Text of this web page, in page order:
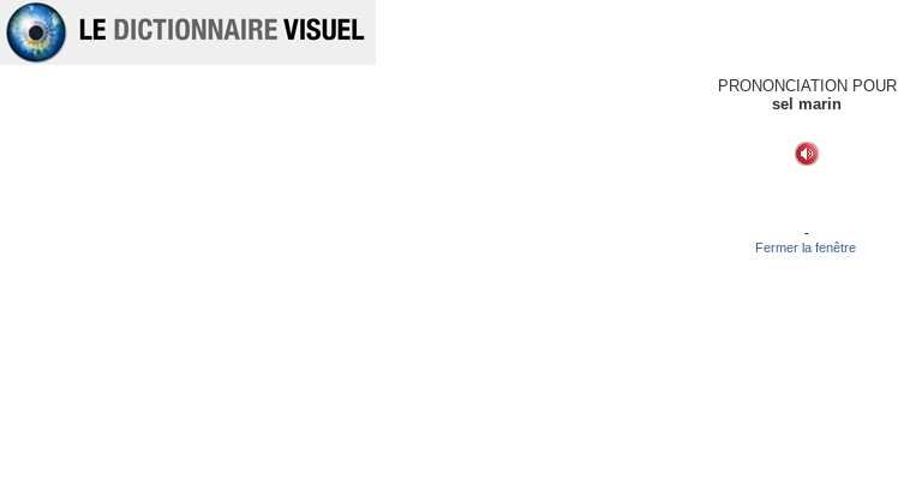
PRONONCIATION POUR
sel marin
-
Fermer la fenêtre